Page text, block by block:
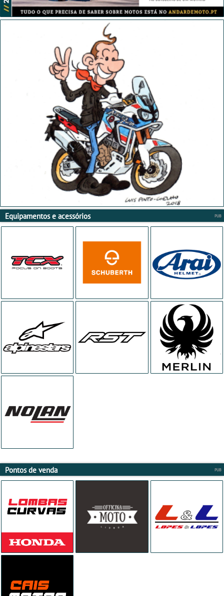
Equipamentos e acessórios
Pontos de venda